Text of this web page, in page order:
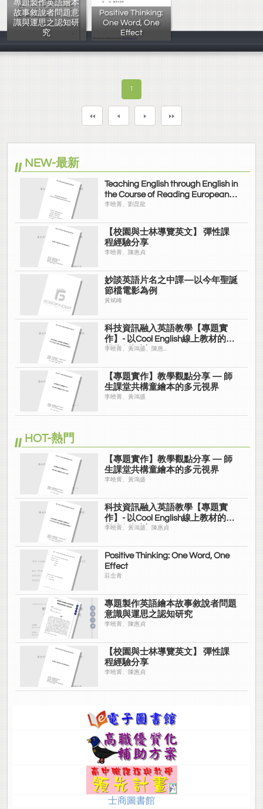
專題製作英語繪本
故事敘說者問題意
識與運思之認知研
究
Positive Thinking:
One Word, One
Effect
1
NEW-最新
Teaching English through English in
the Course of Reading European
and American Novels
李曉菁、劉昆龍
【校園與士林導覽英文】 彈性課
程經驗分享
李曉菁、陳惠貞
妙談英語片名之中譯—以今年聖誕
節檔電影為例
黃斌峰
科技資訊融入英語教學【專題實
作】- 以Cool English線上教材的運
用為例探討
李曉菁、黃鴻盛、陳惠...
【專題實作】教學觀點分享 — 師
生課堂共構童繪本的多元視界
李曉菁、黃鴻盛
HOT-熱門
【專題實作】教學觀點分享 — 師
生課堂共構童繪本的多元視界
李曉菁、黃鴻盛
科技資訊融入英語教學【專題實
作】- 以Cool English線上教材的運
用為例探討
李曉菁、黃鴻盛、陳惠貞
Positive Thinking: One Word, One
Effect
莊念青
專題製作英語繪本故事敘說者問題
意識與運思之認知研究
李曉菁、陳惠貞
【校園與士林導覽英文】 彈性課
程經驗分享
李曉菁、陳惠貞
士商圖書館